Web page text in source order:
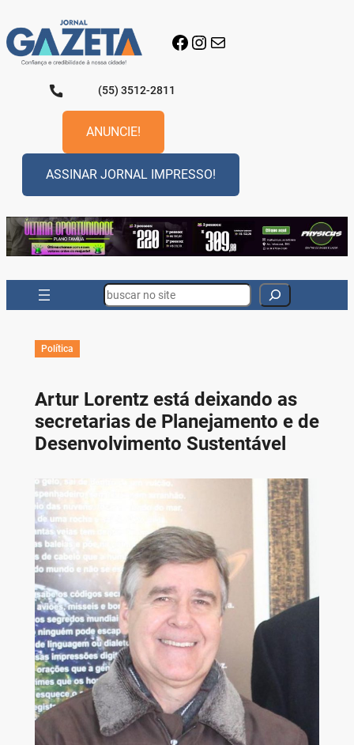
para
o
conteúdo
Facebook
Instagram
E-mail
(55) 3512-2811
ANUNCIE!
ASSINAR JORNAL IMPRESSO!
Search
Política
Artur Lorentz está deixando as
secretarias de Planejamento e de
Desenvolvimento Sustentável